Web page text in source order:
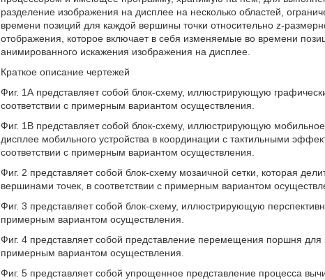
разделение изображения на дисплее на несколько областей,
времени позиций для каждой вершины точки относительно z-
отображения, которое включает в себя изменяемые во времени
анимированного искажения изображения на дисплее.
Краткое описание чертежей
Фиг. 1А представляет собой блок-схему, иллюстрирующую
соответствии с примерным вариантом осуществления.
Фиг. 1B представляет собой блок-схему, иллюстрирующую
дисплее мобильного устройства в координации с тактильными
соответствии с примерным вариантом осуществления.
Фиг. 2 представляет собой блок-схему мозаичной сетки, которая
вершинами точек, в соответствии с примерным вариантом
Фиг. 3 представляет собой блок-схему, иллюстрирующую
примерным вариантом осуществления.
Фиг. 4 представляет собой представление перемещения поршня
примерным вариантом осуществления.
Фиг. 5 представляет собой упрощенное представление процесса